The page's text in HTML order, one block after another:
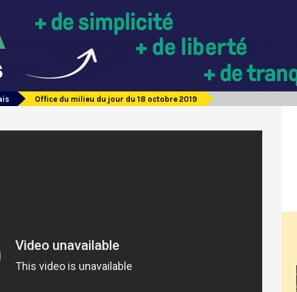
Office du milieu du jour du 18 octobre 2019